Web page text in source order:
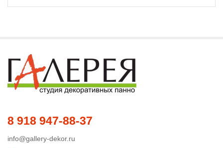
8 918 947-88-37
info@gallery-dekor.ru